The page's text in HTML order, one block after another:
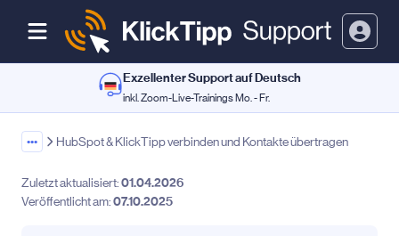
Exzellenter Support auf Deutsch
inkl. Zoom-Live-Trainings Mo. - Fr.
••• HubSpot & KlickTipp verbinden und Kontakte übertragen
Zuletzt aktualisiert:01.04.2026
Veröffentlicht am:07.10.2025